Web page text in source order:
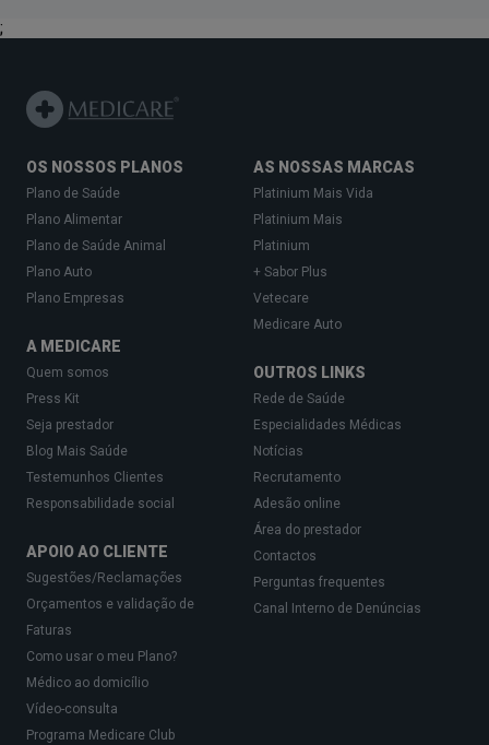
;
OS NOSSOS PLANOS
Plano de Saúde
Plano Alimentar
Plano de Saúde Animal
Plano Auto
Plano Empresas
A MEDICARE
Quem somos
Press Kit
Seja prestador
Blog Mais Saúde
Testemunhos Clientes
Responsabilidade social
APOIO AO CLIENTE
Sugestões/Reclamações
Orçamentos e validação de
Faturas
Como usar o meu Plano?
Médico ao domicílio
Vídeo-consulta
Programa Medicare Club
AS NOSSAS MARCAS
Platinium Mais Vida
Platinium Mais
Platinium
+ Sabor Plus
Vetecare
Medicare Auto
OUTROS LINKS
Rede de Saúde
Especialidades Médicas
Notícias
Recrutamento
Adesão online
Área do prestador
Contactos
Perguntas frequentes
Canal Interno de Denúncias